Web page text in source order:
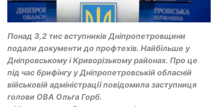
Понад 3,2 тис вступників Дніпропетровщини
подали документи до профтехів. Найбільше у
Дніпровському і Криворізькому районах. Про це
під час брифінгу у Дніпропетровській обласній
військовій адміністрації повідомила заступниця
голови ОВА Ольга Горб.